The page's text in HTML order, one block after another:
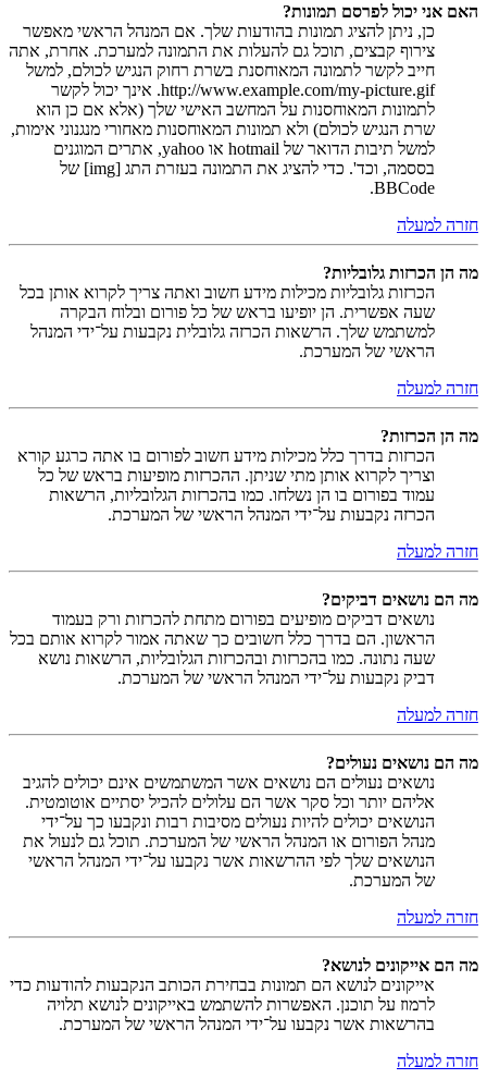
האם אני יכול לפרסם תמונות?
כן, ניתן להציג תמונות בהודעות שלך. אם המנהל הראשי מאפשר
צירוף קבצים, תוכל גם להעלות את התמונה למערכת. אחרת, אתה
חייב לקשר לתמונה המאוחסנת בשרת רחוק הנגיש לכולם, למשל
http://www.example.com/my-picture.gif. אינך יכול לקשר
לתמונות המאוחסנות על המחשב האישי שלך (אלא אם כן הוא
שרת הנגיש לכולם) ולא תמונות המאוחסנות מאחורי מנגנוני אימות,
למשל תיבות הדואר של hotmail או yahoo, אתרים המוגנים
בססמה, וכד'. כדי להציג את התמונה בעזרת התג [img] של
BBCode.
חזרה למעלה
מה הן הכרזות גלובליות?
הכרזות גלובליות מכילות מידע חשוב ואתה צריך לקרוא אותן בכל
שעה אפשרית. הן יופיעו בראש של כל פורום ובלוח הבקרה
למשתמש שלך. הרשאות הכרזה גלובלית נקבעות על־ידי המנהל
הראשי של המערכת.
חזרה למעלה
מה הן הכרזות?
הכרזות בדרך כלל מכילות מידע חשוב לפורום בו אתה כרגע קורא
וצריך לקרוא אותן מתי שניתן. ההכרזות מופיעות בראש של כל
עמוד בפורום בו הן נשלחו. כמו בהכרזות הגלובליות, הרשאות
הכרזה נקבעות על־ידי המנהל הראשי של המערכת.
חזרה למעלה
מה הם נושאים דביקים?
נושאים דביקים מופיעים בפורום מתחת להכרזות ורק בעמוד
הראשון. הם בדרך כלל חשובים כך שאתה אמור לקרוא אותם בכל
שעה נתונה. כמו בהכרזות ובהכרזות הגלובליות, הרשאות נושא
דביק נקבעות על־ידי המנהל הראשי של המערכת.
חזרה למעלה
מה הם נושאים נעולים?
נושאים נעולים הם נושאים אשר המשתמשים אינם יכולים להגיב
אליהם יותר וכל סקר אשר הם עלולים להכיל יסתיים אוטומטית.
הנושאים יכולים להיות נעולים מסיבות רבות ונקבעו כך על־ידי
מנהל הפורום או המנהל הראשי של המערכת. תוכל גם לנעול את
הנושאים שלך לפי ההרשאות אשר נקבעו על־ידי המנהל הראשי
של המערכת.
חזרה למעלה
מה הם אייקונים לנושא?
אייקונים לנושא הם תמונות בבחירת הכותב הנקבעות להודעות כדי
לרמוז על תוכנן. האפשרות להשתמש באייקונים לנושא תלויה
בהרשאות אשר נקבעו על־ידי המנהל הראשי של המערכת.
חזרה למעלה